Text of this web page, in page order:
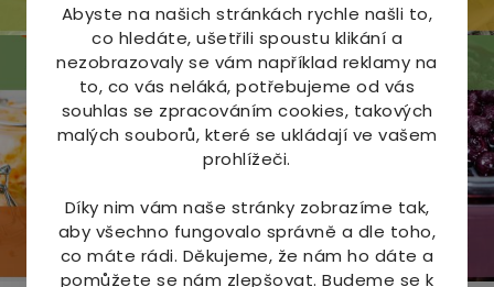
Abyste na našich stránkách rychle našli to,
co hledáte, ušetřili spoustu klikání a
nezobrazovaly se vám například reklamy na
to, co vás neláká, potřebujeme od vás
souhlas se zpracováním cookies, takových
malých souborů, které se ukládají ve vašem
prohlížeči.
Díky nim vám naše stránky zobrazíme tak,
aby všechno fungovalo správně a dle toho,
co máte rádi. Děkujeme, že nám ho dáte a
pomůžete se nám zlepšovat. Budeme se k